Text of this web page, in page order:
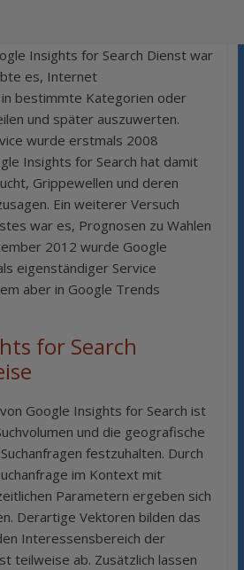
Insights for Search Dienst war
es, Internet
bestimmte Kategorien oder
und später auszuwerten.
wurde erstmals 2008
Insights for Search hat damit
Grippewellen und deren
Ein weiterer Versuch
war es, Prognosen zu Wahlen
2012 wurde Google
eigenständiger Service
aber in Google Trends
for Search
Google Insights for Search ist
und die geografische
festzuhalten. Durch
im Kontext mit
Parametern ergeben sich
Derartige Vektoren bilden das
Interessensbereich der
teilweise ab. Zusätzlich lassen